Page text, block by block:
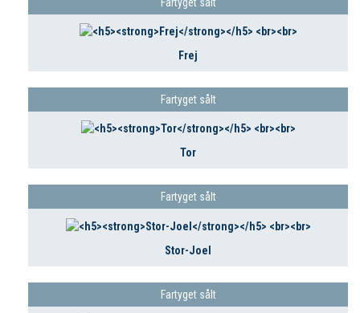
Frej
Fartyget sålt
Tor
Fartyget sålt
Stor-Joel
Fartyget sålt